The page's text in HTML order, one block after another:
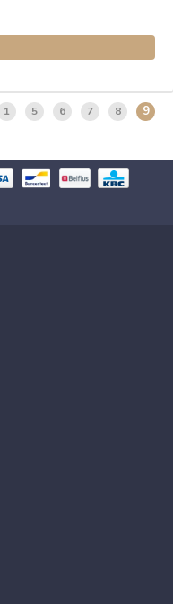
1 5 6 7 8 9